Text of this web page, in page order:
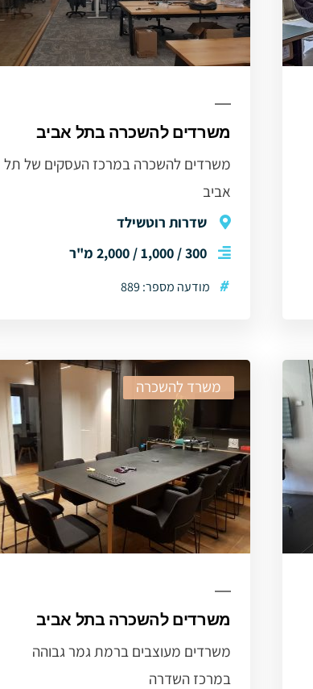
משרדים להשכרה בתל אביב
משרדים להשכרה במרכז העסקים של תל
אביב
שדרות רוטשילד
300 / 1,000 / 2,000 מ"ר
# מודעה מספר: 889
משרד להשכרה
משרדים להשכרה בתל אביב
משרדים מעוצבים ברמת גמר גבוהה
במרכז השדרה